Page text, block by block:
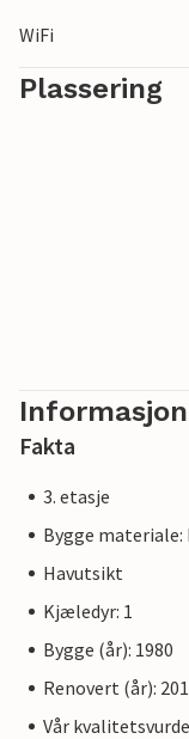
WiFi
Plassering
Fakta
3. etasje
Bygge materiale:
Havutsikt
Kjæledyr: 1
Bygge (år): 1980
Renovert (år):
Vår